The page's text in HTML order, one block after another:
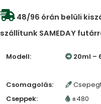
48/96 órán belüli
szállítunk SAMEDAY
Modell: 20ml –
Csomagolás:
Cseppek:
±480